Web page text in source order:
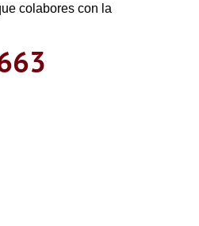
colabores con la